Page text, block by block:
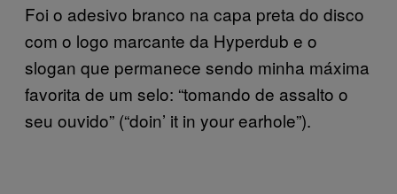
Foi o adesivo branco na capa preta do disco
com o logo marcante da Hyperdub e o
slogan que permanece sendo minha máxima
favorita de um selo: “tomando de assalto o
seu ouvido” (“doin’ it in your earhole”).